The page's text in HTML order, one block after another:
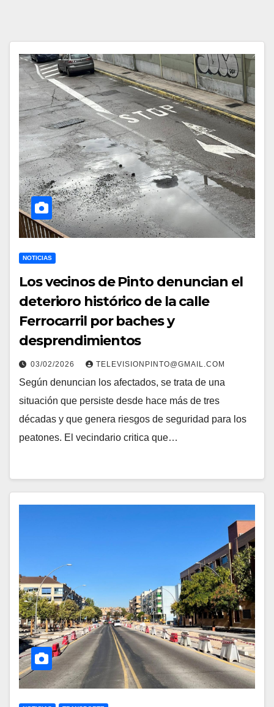
NOTICIAS
Los vecinos de Pinto denuncian el
deterioro histórico de la calle
Ferrocarril por baches y
desprendimientos
03/02/2026 TELEVISIONPINTO@GMAIL.COM
Según denuncian los afectados, se trata de una
situación que persiste desde hace más de tres
décadas y que genera riesgos de seguridad para los
peatones. El vecindario critica que…